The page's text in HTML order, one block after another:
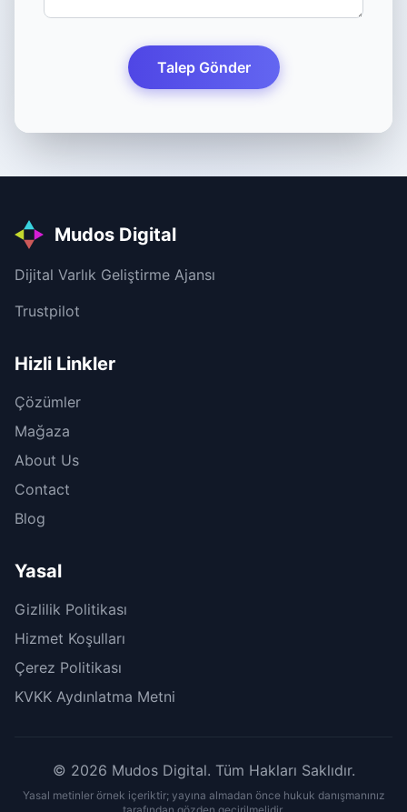
Talep Gönder
Mudos Digital
Dijital Varlık Geliştirme Ajansı
Trustpilot
Hizli Linkler
Çözümler
Mağaza
About Us
Contact
Blog
Yasal
Gizlilik Politikası
Hizmet Koşulları
Çerez Politikası
KVKK Aydınlatma Metni
© 2026 Mudos Digital. Tüm Hakları Saklıdır.
Yasal metinler örnek içeriktir; yayına almadan önce hukuk danışmanınız